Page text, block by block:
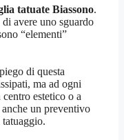
tatuate Biassono.
avere uno sguardo
“elementi”
di questa
ma ad ogni
estetico o a
anche un preventivo